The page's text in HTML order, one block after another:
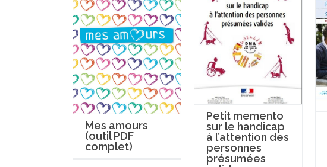
Mes amours
(outil PDF
complet)
Petit memento
sur le handicap
à l’attention des
personnes
présumées